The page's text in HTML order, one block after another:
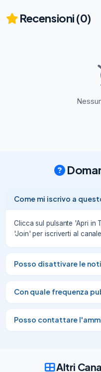
Recensioni (0)
Come mi iscrivo a
Clicca sul pulsante 'Apri in
'Join' per iscriverti al
Posso disattivare le
Con quale frequenza
Posso contattare
Altri